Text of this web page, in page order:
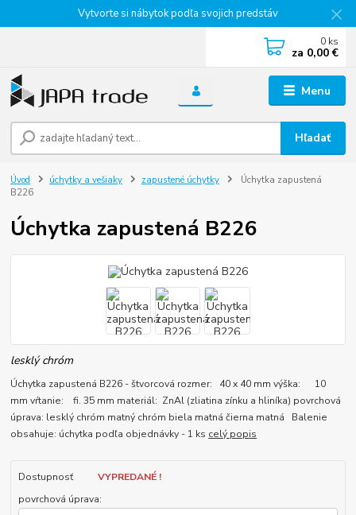
Vytvorte si nábytok podľa svojich predstáv
Menu
Hľadať
0 ks
za 0,00 €
Úvod úchytky a vešiaky zapustené úchytky
Úchytka zapustená
B226
Úchytka zapustená B226
lesklý chróm
Úchytka zapustená B226 - štvorcová rozmer: 40 x 40 mm výška: 10
mm vŕtanie: fi. 35 mm materiál: ZnAl (zliatina zínku a hliníka) povrchová
úprava: lesklý chróm matný chróm biela matná čierna matná Balenie
obsahuje: úchytka podľa objednávky - 1 ks celý popis
Dostupnosť
VYPREDANÉ !
povrchová úprava: